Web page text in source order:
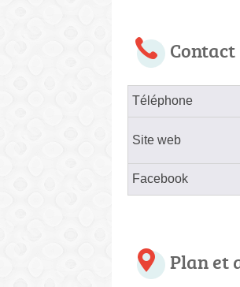
Contact
Téléphone
Site web
Facebook
Plan et